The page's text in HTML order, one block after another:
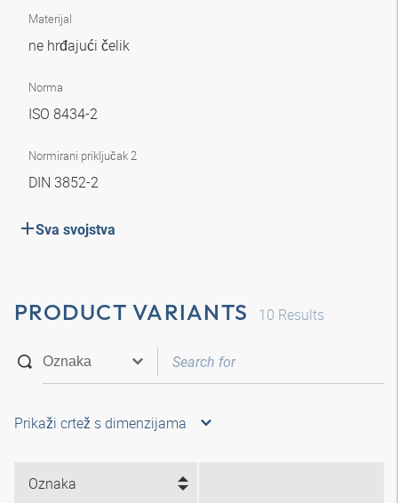
Materijal
ne hrđajući čelik
Norma
ISO 8434-2
Normirani priključak 2
DIN 3852-2
Sva svojstva
PRODUCT VARIANTS 10 Results
Prikaži crtež s dimenzijama
Oznaka